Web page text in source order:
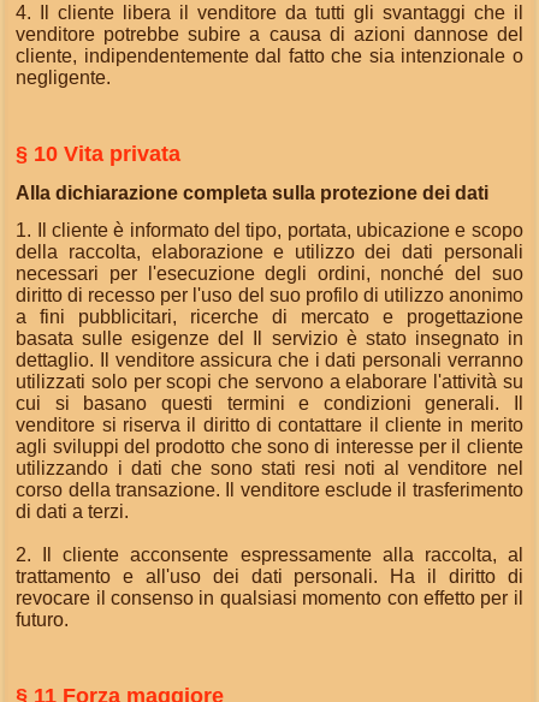
4. Il cliente libera il venditore da tutti gli svantaggi che il
venditore potrebbe subire a causa di azioni dannose del
cliente, indipendentemente dal fatto che sia intenzionale o
negligente.
§ 10 Vita privata
Alla dichiarazione completa sulla protezione dei dati
1. Il cliente è informato del tipo, portata, ubicazione e scopo
della raccolta, elaborazione e utilizzo dei dati personali
necessari per l'esecuzione degli ordini, nonché del suo
diritto di recesso per l'uso del suo profilo di utilizzo anonimo
a fini pubblicitari, ricerche di mercato e progettazione
basata sulle esigenze del Il servizio è stato insegnato in
dettaglio. Il venditore assicura che i dati personali verranno
utilizzati solo per scopi che servono a elaborare l'attività su
cui si basano questi termini e condizioni generali. Il
venditore si riserva il diritto di contattare il cliente in merito
agli sviluppi del prodotto che sono di interesse per il cliente
utilizzando i dati che sono stati resi noti al venditore nel
corso della transazione. Il venditore esclude il trasferimento
di dati a terzi.
2. Il cliente acconsente espressamente alla raccolta, al
trattamento e all'uso dei dati personali. Ha il diritto di
revocare il consenso in qualsiasi momento con effetto per il
futuro.
§ 11 Forza maggiore